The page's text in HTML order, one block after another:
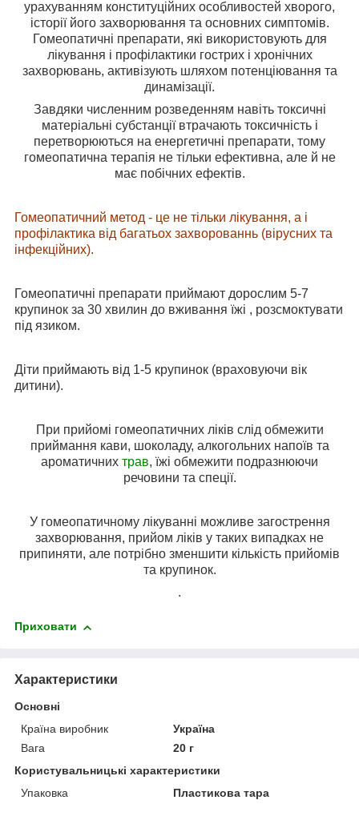
урахуванням конституційних особливостей хворого,
історії його захворювання та основних симптомів.
Гомеопатичні препарати, які використовують для
лікування і профілактики гострих і хронічних
захворювань, активізують шляхом потенціювання та
динамізації.
Завдяки численним розведенням навіть токсичні
матеріальні субстанції втрачають токсичність і
перетворюються на енергетичні препарати, тому
гомеопатична терапія не тільки ефективна, але й не
має побічних ефектів.
Гомеопатичний метод - це не тільки лікування, а і
профілактика від багатьох захворованнь (вірусних та
інфекційних).
Гомеопатичні препарати приймают дорослим 5-7
крупинок за 30 хвилин до вживання їжі , розсмоктувати
під язиком.
Діти приймають від 1-5 крупинок (враховуючи вік
дитини).
При прийомі гомеопатичних ліків слід обмежити
приймання кави, шоколаду, алкогольних напоїв та
ароматичних трав, їжі обмежити подразнюючи
речовини та спеції.
У гомеопатичному лікуванні можливе загострення
захворювання, прийом ліків у таких випадках не
припиняти, але потрібно зменшити кількість прийомів
та крупинок.
.
Приховати
Характеристики
Основні
Країна виробник
Україна
Вага
20 г
Користувальницькі характеристики
Упаковка
Пластикова тара